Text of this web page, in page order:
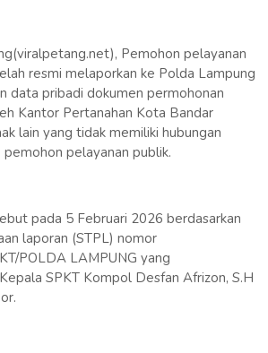
Pemohon pelayanan
resmi melaporkan ke Polda Lampung
data pribadi dokumen permohonan
Kantor Pertanahan Kota Bandar
lain yang tidak memiliki hubungan
pelayanan publik.
pada 5 Februari 2026 berdasarkan
laporan (STPL) nomor
POLDA LAMPUNG yang
SPKT Kompol Desfan Afrizon, S.H